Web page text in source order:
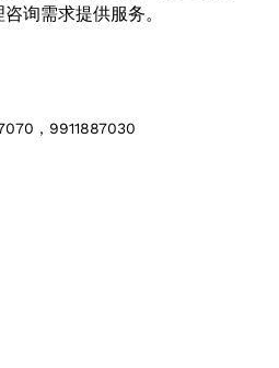
询需求提供服务。
，9911887030